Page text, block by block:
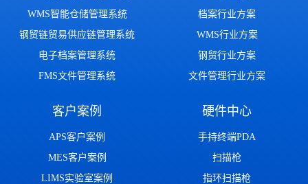
WMS智能仓储管理系统
钢贸链贸易供应链管理系统
电子档案管理系统
FMS文件管理系统
档案行业方案
WMS行业方案
钢贸行业方案
文件管理行业方案
客户案例
APS客户案例
MES客户案例
LIMS实验室案例
硬件中心
手持终端PDA
扫描枪
指环扫描枪